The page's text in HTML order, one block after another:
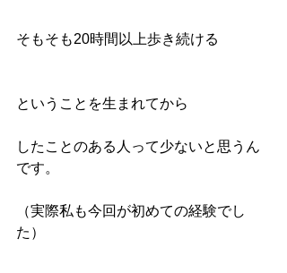
そもそも20時間以上歩き続ける
ということを生まれてから
したことのある人って少ないと思うん
です。
（実際私も今回が初めての経験でし
た）